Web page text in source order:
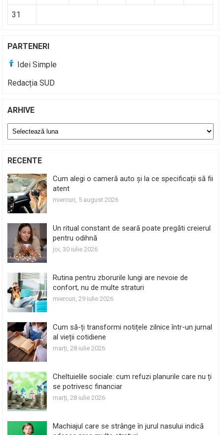
31
PARTENERI
Idei Simple
Redacția SUD
ARHIVE
Arhive
RECENTE
Cum alegi o cameră auto și la ce specificații să fii
atent
miercuri, 5 august 2026
Un ritual constant de seară poate pregăti creierul
pentru odihnă
joi, 30 iulie 2026
Rutina pentru zborurile lungi are nevoie de
confort, nu de multe straturi
miercuri, 29 iulie 2026
Cum să-ți transformi notițele zilnice într-un jurnal
al vieții cotidiene
marți, 28 iulie 2026
Cheltuielile sociale: cum refuzi planurile care nu ți
se potrivesc financiar
marți, 28 iulie 2026
Machiajul care se strânge în jurul nasului indică